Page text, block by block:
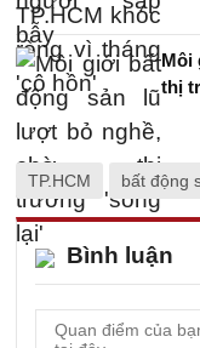
Môi
thị
TP.HCM bất động
Bình luận